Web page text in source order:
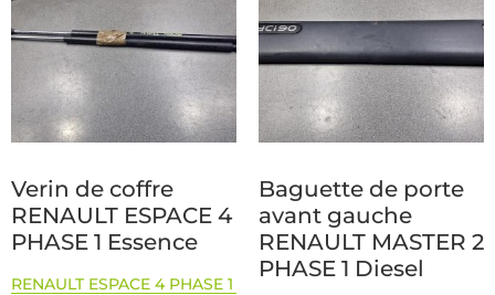
Verin de coffre
RENAULT ESPACE 4
PHASE 1 Essence
RENAULT ESPACE 4 PHASE 1
Baguette de porte
avant gauche
RENAULT MASTER 2
PHASE 1 Diesel